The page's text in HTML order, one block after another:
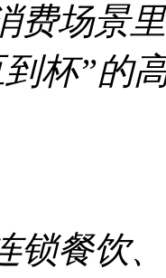
场景里
杯”的
锁餐饮